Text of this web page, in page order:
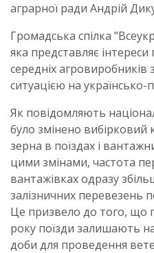
аграрної ради Андрій
Громадська спілка
яка представляє
середніх агровиробників
ситуацією на
Як повідомляють
було змінено
зерна в поїздах і
цими змінами, частота
вантажівках одразу
залізничних перевезень
Це призвело до того, що
року поїзди залишають
доби для проведення